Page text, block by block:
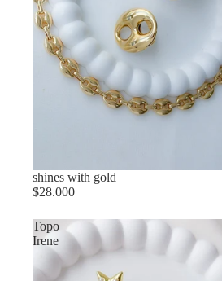
shines with gold
$28.000
Topo
Irene